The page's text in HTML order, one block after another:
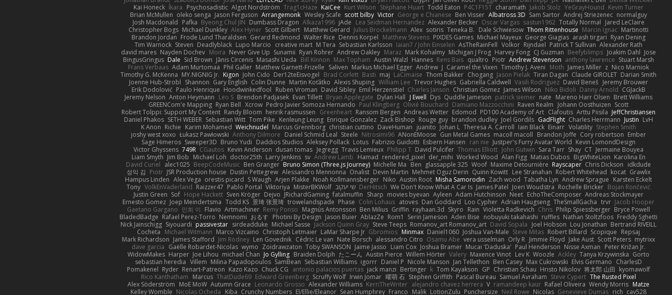
Kai Honeck Íkara Psychosadistic Algot Nordström Trag1cHaze KaiCee Kurt Wilson Stéphane Huart Todd Eaton P4C1F15T charamath Jakob Stolz YeGrayHound Kevin Turner
Brian McMullen oleko senga Jason Ferguson Arrangemonk Wesley Scafe scott bilby Victor George e Chianese Ben Visser Albatross 3D Sam Sartor Andrej Striezenec normalguy
Josh Macdonald Pafka Byeong Chul JIN Dumbass Dragon Alkaza1996 jAde Lea Seidman Hernandez Alexander Becker Oscar Vargas sastun1962 Totally Normal Jared LeClaire
Christopher Bogs Michael Dunkley Alex Hyner Scott Gilbert Matthew Gerard Julius Brockelmann Alex sotiris Teneka B. Dale Schwiesow Thom Rittenhouse Marcin Ignac Martinotti
Brandon Jordan Frode Lund Tharaldsen Gerard Redmond Walter Rice Dennis Korpel Matthew Stevens PIXDES Games Michael Mayeux George Giagias arash tirgari Ryan Dening
Tim Warnock Steven Deadlyblack Lupo Marcio creative mart M Tera Sebastian Karlsson Iaian7 / John Einselen AsTheRainFell Volkor Rijndael Patrick T Sullivan Alexander Rath
david mares Nayden Dochev Moira Never Give Up Sunamii Ryan Rohrer Andrew Oakley Maraz Mark Kohalmy Michigan J Frog Harvey Fong CJ Guzman Beefyblimps Joakim Dahl Jose
BingusGringus Dale Sid Brown Jānis Circenis Masashi Ueda Bill Kinnon Max Topham Austin Walzl Hannes Rens Bais qualtro Piotr Andrew Stevenson anthony lawrence Stuart Marsh
Frans Verbaas Adam Murtomaa Phil Galler Matthew Garnett-Frizelle Saliven Markus Michael Egger Andrew J Caramel the Vixen Timothy J. Aveni Moth James Miller z Nico Marniok
Timothy G. McKenna MY.NIGNIG Jr. Kigon John Cido Der12teEisvogel Brad Corlett Basti maj LaCimaise Thom Bakker Chogang Jason Pielak Tiran Dagan Claude GIROLET Darian Smith
Joenne Hub-Strobl Shannon Gary English Colin Dunne Martin Koťátko Alexis Shuping William Lee Trevor Hughes Gabriella Caldwell Vasili Rodriguez David Beneš Jeremy Brouwer
Erik Dodolović Paulo Henrique Hoodwinkedfool Ruben Vroman David Sibley Emil Herzenstiel Charles Janson Christian Gomez James Wilson Niko Bidoli Danny Arnold CGJackB
Jeremy Nelson Anton Heymann Leo S Brendon Padjasek Evan Tillett Bryan Applegate Dylan Hall J Ewell Dys Quddle Jameson patrick siemer nate Mareno Harr Olsen Brett Williams
GREENCom'e Mapping Ryan Bell Xcrow Pedro Javier Somoza Hernando Paul Klingberg Olivié Bouchard Damiano Mazzocchini Raven Realm Johann Oosthuizen Scott
Robert Tolppi: Support My Content Randy Bloom henrik rasmussen Greenheart Ransom Bergen Andreas Wetter Edomod PD100 Academy of Art Clafoutis Arttu Piisila JeffChristiansen
Daniel Phakos SETH WEBER Sebastian Witt Tom Pike Kenleung Leung Enrique Gonzalez Zack Bishop Rouge guy brandon dudley Joel Gordils GadFlight Charles Herrmann Justin LvH
K Anon Richie Karim Mohamed Weichnudel Marcus Grennborg christian cuttino DaveHuman juanito Johan L Theresa A. Carroll Iain Black Einarr Volatility Stephen Smith
joshy west xoxo Łukasz Pawłowski Anthony Dilmore Daniel Schmid Leal Steele Nitrosimi96 ANonEMoose Gun Metal Games macoll macoll Brandon Joffe Cory robertson Ember
Sage Himeros Sweeper3D Bruno Yudi Daddios Studios Aleksey Pollack Lotus Fabrizio Guidotti Esbern Hansen ran nie Justper's Furry Avatar World Kevin LomondDesign
Victor Ghyssens 749R CGautos Kevin Anderson dusan tomas Jegregg Travis Lemieux Philipp T David Pulcifer Thomas Elliott John Gutwin Sara Tarr Shay CT Jermaine Bouyea
Liam Smyth Jim Bob Michael Loh doctor25th Larry Jenkins sv Andrew Lamb Hamad rendered_pixel der_mihi Worked Wood Alan Figg Matias Dubos BigWhiteLion Karolina En
David Curiel alec1025 BeepCodeMusic Ben Granger Bruno Simon (Three.js Journey) Michelle Ma Ben glassapple 325 Woof Maxime Detournière Rayscaper Chris Dickson idkdude
성익 김 Piotr JSR Production house Dustin Pettegrew Alessandro Mennonna Onalist Devin Martin Mehmet Oguz Derin Quinn Kowitt Lee Stranahan Robert Whitehead kocat Grawlix
Hampus Linden Alex Vega orestis picard S Waugh Arjen Plakke Noah Kollmannsberger Niko Austin Root Misha Samorodin Zach wood Tabatha Lyn Andrew Sprague Karsten Eckelt
Tony VolkEnVaderland Raizzer47 Pablo Portal Viktoriya MisterBKWolf שי יעקוב DerHitsch We Don't Know What A Car Is James Patel Joeri Woudstra Rochelle Bricker Bojan Rončević
Justin Green Sof Hope Hackett Sven Kröger Dejvo JRichardGaming fatalmuffin Sharp movies byevan Ayleen Adam Hutchinson Neet EchoTheComposer Andreas Stockmayer
Ernesto Gomez Joep Meindertsma Todd KS 景琦 张景琦 trowelandspade Phase Colin Lohaus atoves Dan Goddard Loo Cypher Adrian Haugseng TheSmallGacha trvr Jacob Hooper
Gaetano Gargano 민희 이 Flavio Artmachiner Remy Ponso Magnús Antonsson Ben Milius Griffin rayhaan.3d Skyro Rain Violetta Radkevich Chris Philip Spiessberger Bryce Powell
BladedBadge Rafael Perez-Torro Nemnomi おるす Photini By Design Jason Buier AblazZe Rom1 Serin Jameson Aden Bise nobuyuki takahashi ruffles Nathan Stoltzfoos Freddy Sghetti
Nick Jainschigg Siyouardi passivestar sirdeadduke Michael Sasse Jackson Quinn Gray Steve Teeps Romanov_art Romanov_art David Sopala Joel Hobson Lou Jonathan Bertrand RIVEILL
Cocheta Michael Witmann Marco Vizcaino Christoph Letmaier LaMar Sharpe Jr Gbromios Minmax Daniel1060 Joshua Van-Male Steve Mitas Robert Billard Scopique Repsaj
Mark Richardson James Stafford Jim Rodney Len Govednik Cédric Le van Nate Borsch alessandro Citro Osamu Abe vera usselman Orly R Jimmie Floyd Jake Aust Scott Peters mytrixx
dave garcia Gaëlle Robardet-Nicolas wymo Zoidrawzaton Toby SWANSON Jaime Jasso Liam Cox Joshua Bramer Mucai 'Daduska' Paul Henderson Nisse Axman Peter Križan Jr.
WidowMakes Harper Joe Lihou michael Chan Jo Gylling Braiden Dolph たこーん Austin Pierce Willem Hörter Valery Maxence Vinot Lev K Woozle Ackley Tanya Krzywinska Gorto
sebastian heredia Villem Milina Papadopoulos SamBean Sebastian Williams igorrr Daniel P Nicole Manson Jan Tellethon Ben Casey Max Cukrowski Elvis Germano CharlesD
Pomakenel Ryder Renart-Patreon Kazo Kazo Chuck CG antonio palacios puertas jack manzi Bertinger k Tom Kayakson GP Christian Schau Hristo Nikolov 将太郎 山田 kyomawolf
Rico Kanthatham Marcus ThatDude69 Edward Greenberg Scruffy Wolf Irwin Jomar 曜萌 石 Stephen Griffith Pascal Bureau Samuel Avraham Steve Cypert The Rusted Pixel
Alex Söderström MoE MoW Autumn Grace Leonardo Grosso Alexander Williams KerriTheWriter alejandro chavez herrera V ramandeep kaur Rafael Oliveira Wendy Morris Matze
Kelley Womble Nicolas Ocheda Kiba Crunchy Numbers El/Ellie/Eleanor Sean Humphrey Franco Malik LotionZulu Punchersize Neil Rowe Nicolas Genevieve Dumas rich cav528